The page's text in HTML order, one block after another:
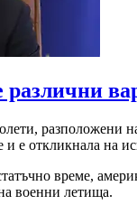
различни
и е откликнала на
време,
военни летища.